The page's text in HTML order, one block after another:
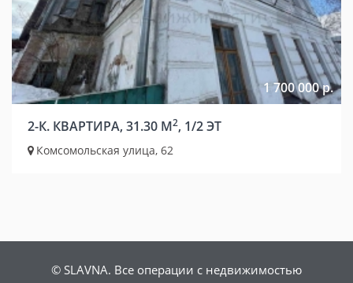
1 700 000 р.
2-К. КВАРТИРА, 31.30 М2, 1/2 ЭТ
Комсомольская улица, 62
© SLAVNA. Все операции с недвижимостью